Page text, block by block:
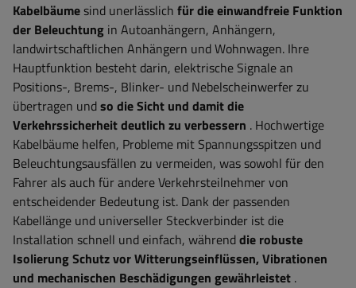
Kabelbäumesind unerlässlich für die einwandfreie Funktion
der Beleuchtung in Autoanhängern, Anhängern,
landwirtschaftlichen Anhängern und Wohnwagen. Ihre
Hauptfunktion besteht darin, elektrische Signale an
Positions-, Brems-, Blinker- und Nebelscheinwerfer zu
übertragen undso die Sicht und damit die
Verkehrssicherheit deutlich zu verbessern . Hochwertige
Kabelbäume helfen, Probleme mit Spannungsspitzen und
Beleuchtungsausfällen zu vermeiden, was sowohl für den
Fahrer als auch für andere Verkehrsteilnehmer von
entscheidender Bedeutung ist. Dank der passenden
Kabellänge und universeller Steckverbinder ist die
Installation schnell und einfach, währenddie robuste
Isolierung Schutz vor Witterungseinflüssen, Vibrationen
und mechanischen Beschädigungen gewährleistet .